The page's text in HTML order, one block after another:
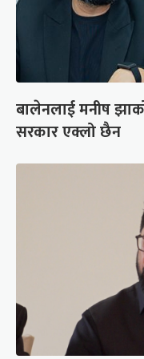
बालेनलाई मनीष
सरकार एक्लो छैन